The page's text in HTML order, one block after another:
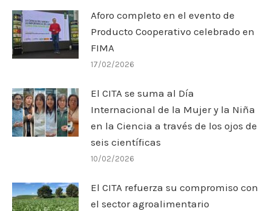
Aforo completo en el evento de
Producto Cooperativo celebrado en
FIMA
17/02/2026
El CITA se suma al Día
Internacional de la Mujer y la Niña
en la Ciencia a través de los ojos de
seis científicas
10/02/2026
El CITA refuerza su compromiso con
el sector agroalimentario